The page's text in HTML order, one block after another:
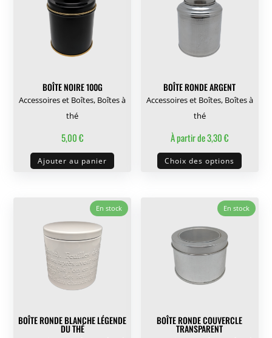
BOÎTE NOIRE 100G
Accessoires et Boîtes, Boîtes à
thé
5,00€
Ajouter au panier
BOÎTE RONDE ARGENT
Accessoires et Boîtes, Boîtes à
thé
À partir de3,30€
Choix des options
Ce
produit
la
En stock
BOÎTE RONDE BLANCHE LÉGENDE
DU THÉ
En stock
BOÎTE RONDE COUVERCLE
TRANSPARENT